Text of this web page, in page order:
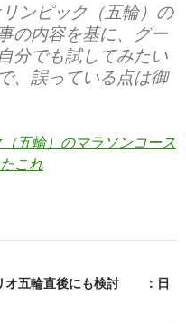
ンピック（五輪）の
の内容を基に、グー
分でも試してみたい
、誤っている点は御
五輪）のマラソンコース
これ
オ五輪直後にも検討 ：日